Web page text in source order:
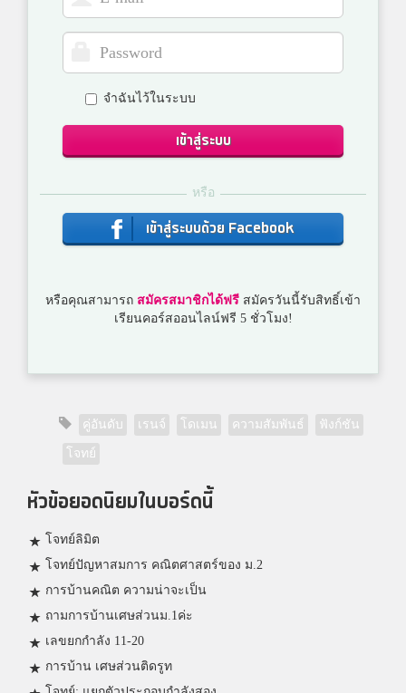
จำฉันไว้ในระบบ
เข้าสู่ระบบ
หรือ
เข้าสู่ระบบด้วย Facebook
หรือคุณสามารถ สมัครสมาชิกได้ฟรี สมัครวันนี้รับสิทธิ์เข้า
เรียนคอร์สออนไลน์ฟรี 5 ชั่วโมง!
คู่อันดับ เรนจ์ โดเมน ความสัมพันธ์ ฟังก์ชัน
โจทย์
หัวข้อยอดนิยมในบอร์ดนี้
โจทย์ลิมิต
โจทย์ปัญหาสมการ คณิตศาสตร์ของ ม.2
การบ้านคณิต ความน่าจะเป็น
ถามการบ้านเศษส่วนม.1ค่ะ
เลขยกกำลัง 11-20
การบ้าน เศษส่วนติดรูท